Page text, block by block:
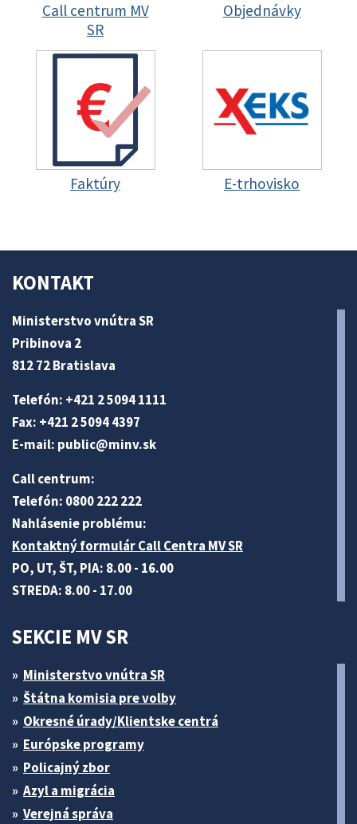
Call centrum MV
SR
Objednávky
Faktúry E-trhovisko
KONTAKT
Ministerstvo vnútra SR
Pribinova 2
812 72 Bratislava
Telefón: +421 2 5094 1111
Fax: +421 2 5094 4397
E-mail: public@minv.sk
Call centrum:
Telefón: 0800 222 222
Nahlásenie problému:
Kontaktný formulár Call Centra MV SR
PO, UT, ŠT, PIA: 8.00 - 16.00
STREDA: 8.00 - 17.00
SEKCIE MV SR
Ministerstvo vnútra SR
Štátna komisia pre volby
Okresné úrady/Klientske centrá
Európske programy
Policajný zbor
Azyl a migrácia
Verejná správa